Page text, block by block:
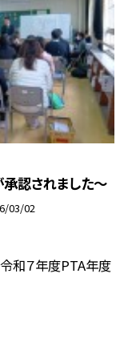
認されました～
03/02
和７年度PTA年度